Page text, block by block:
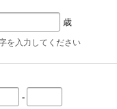
歳
を入力してください
-